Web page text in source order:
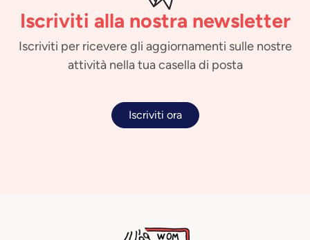
Iscriviti alla nostra newsletter
Iscriviti per ricevere gli aggiornamenti sulle nostre
attività nella tua casella di posta
Iscriviti ora